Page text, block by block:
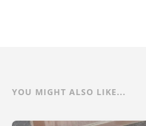
YOU MIGHT ALSO LIKE...